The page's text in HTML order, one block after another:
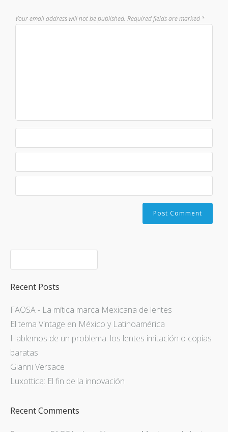
Your email address will not be published. Required fields are marked *
Recent Posts
FAOSA - La mítica marca Mexicana de lentes
El tema Vintage en México y Latinoamérica
Hablemos de un problema: los lentes imitación o copias
baratas
Gianni Versace
Luxottica: El fin de la innovación
Recent Comments